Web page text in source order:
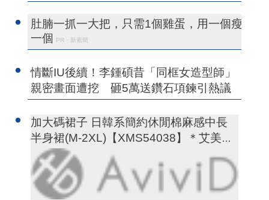
肚腩一抓一大把，只需1個雞蛋，用一個瘦
一個
PR・新素簡
情斷IU後續！李鍾碩昔「同框女造型師」
親密畫面遭挖 砸5萬送鑽石項鍊引熱議
加大碼裙子 日韓系簡約休閒棉麻感中長
半身裙(M-2XL)【XMS54038】＊艾美時
尚(現+預)